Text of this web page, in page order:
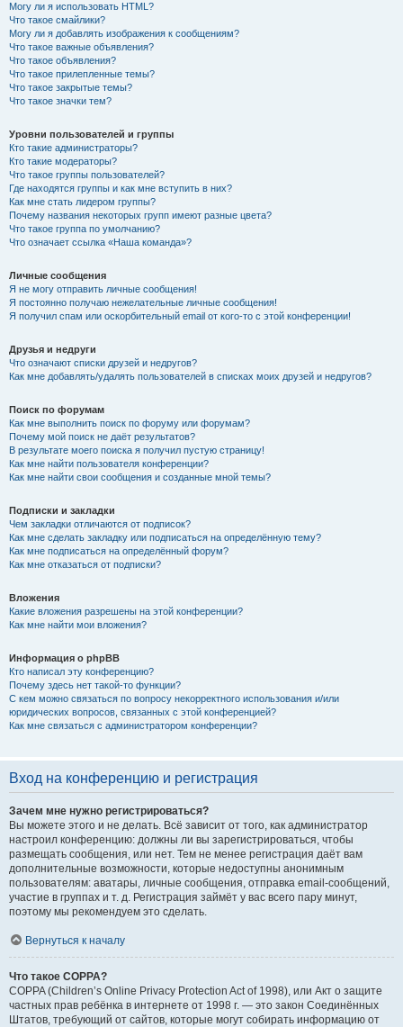
Могу ли я использовать HTML?
Что такое смайлики?
Могу ли я добавлять изображения к сообщениям?
Что такое важные объявления?
Что такое объявления?
Что такое прилепленные темы?
Что такое закрытые темы?
Что такое значки тем?
Уровни пользователей и группы
Кто такие администраторы?
Кто такие модераторы?
Что такое группы пользователей?
Где находятся группы и как мне вступить в них?
Как мне стать лидером группы?
Почему названия некоторых групп имеют разные цвета?
Что такое группа по умолчанию?
Что означает ссылка «Наша команда»?
Личные сообщения
Я не могу отправить личные сообщения!
Я постоянно получаю нежелательные личные сообщения!
Я получил спам или оскорбительный email от кого-то с этой конференции!
Друзья и недруги
Что означают списки друзей и недругов?
Как мне добавлять/удалять пользователей в списках моих друзей и недругов?
Поиск по форумам
Как мне выполнить поиск по форуму или форумам?
Почему мой поиск не даёт результатов?
В результате моего поиска я получил пустую страницу!
Как мне найти пользователя конференции?
Как мне найти свои сообщения и созданные мной темы?
Подписки и закладки
Чем закладки отличаются от подписок?
Как мне сделать закладку или подписаться на определённую тему?
Как мне подписаться на определённый форум?
Как мне отказаться от подписки?
Вложения
Какие вложения разрешены на этой конференции?
Как мне найти мои вложения?
Информация о phpBB
Кто написал эту конференцию?
Почему здесь нет такой-то функции?
С кем можно связаться по вопросу некорректного использования и/или
юридических вопросов, связанных с этой конференцией?
Как мне связаться с администратором конференции?
Вход на конференцию и регистрация
Зачем мне нужно регистрироваться?
Вы можете этого и не делать. Всё зависит от того, как администратор
настроил конференцию: должны ли вы зарегистрироваться, чтобы
размещать сообщения, или нет. Тем не менее регистрация даёт вам
дополнительные возможности, которые недоступны анонимным
пользователям: аватары, личные сообщения, отправка email-сообщений,
участие в группах и т. д. Регистрация займёт у вас всего пару минут,
поэтому мы рекомендуем это сделать.
Вернуться к началу
Что такое COPPA?
COPPA (Children’s Online Privacy Protection Act of 1998), или Акт о защите
частных прав ребёнка в интернете от 1998 г. — это закон Соединённых
Штатов, требующий от сайтов, которые могут собирать информацию от